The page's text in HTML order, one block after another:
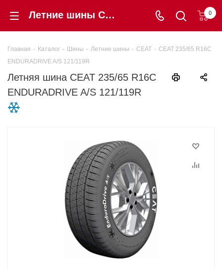
Летние шины CEAT 235/65 R16C ENDURADRIVE A/S 121/119R купить в интернет-магазине «Шинторг» в Калининграде 0
Главная - Каталог - Шины - Летние шины - CEAT - CEAT 235/65 R16C
ENDURADRIVE A/S 121/119R
Летняя шина CEAT 235/65 R16C
ENDURADRIVE A/S 121/119R